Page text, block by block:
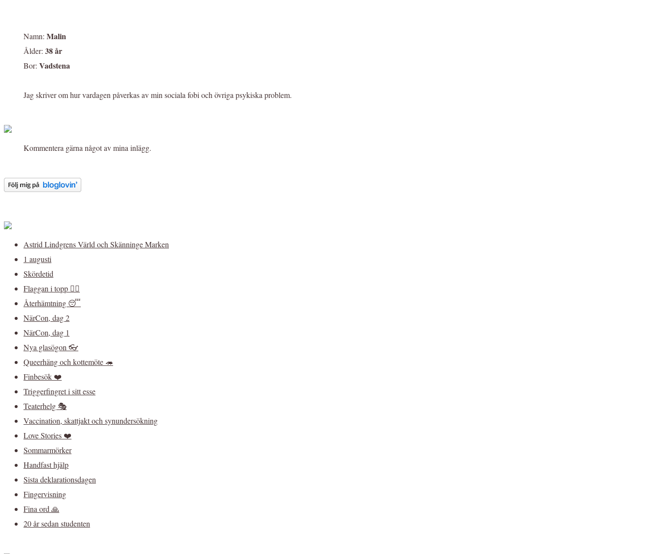
Namn: Malin
Ålder: 38 år
Bor: Vadstena
Jag skriver om hur vardagen påverkas av min sociala fobi och övriga psykiska problem.
Kommentera gärna något av mina inlägg.
Astrid Lindgrens Värld och Skänninge Marken
1 augusti
Skördetid
Flaggan i topp 🏳️‍🌈
Återhämtning 😴
NärCon, dag 2
NärCon, dag 1
Nya glasögon 👓
Queerhäng och kottemöte 🦔
Finbesök ❤️
Triggerfingret i sitt esse
Teaterhelg 🎭
Vaccination, skattjakt och synundersökning
Love Stories ❤️
Sommarmörker
Handfast hjälp
Sista deklarationsdagen
Fingervisning
Fina ord 🙏
20 år sedan studenten